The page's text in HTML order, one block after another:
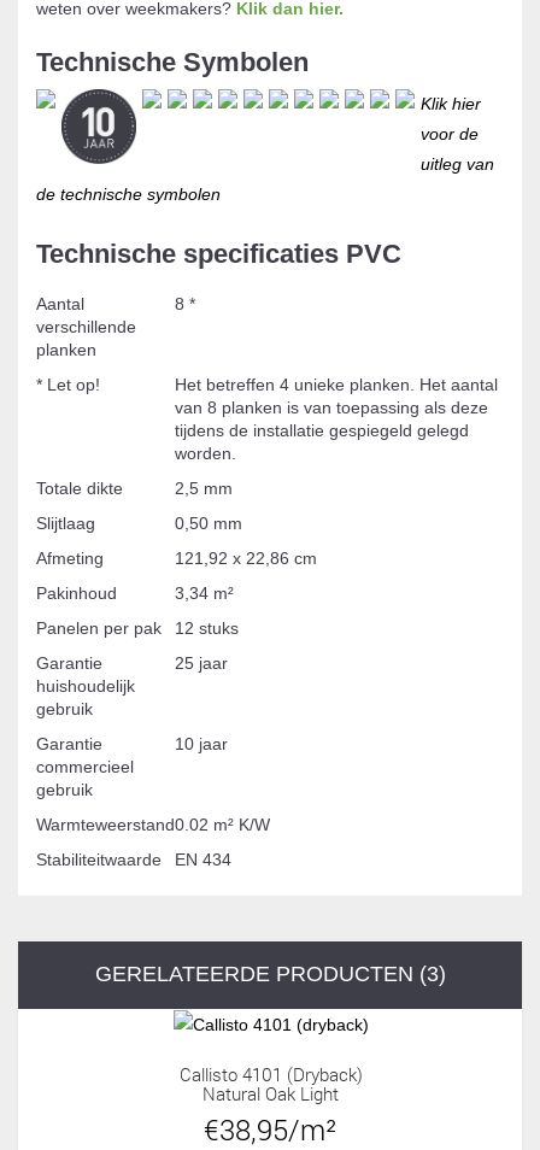
weten over weekmakers? Klik dan hier.
Technische Symbolen
Klik hier
voor de
uitleg van
de technische symbolen
Technische specificaties PVC
Aantal
verschillende
planken
8 *
* Let op!
Het betreffen 4 unieke planken. Het aantal
van 8 planken is van toepassing als deze
tijdens de installatie gespiegeld gelegd
worden.
Totale dikte
2,5 mm
Slijtlaag
0,50 mm
Afmeting
121,92 x 22,86 cm
Pakinhoud
3,34 m²
Panelen per pak
12 stuks
Garantie
huishoudelijk
gebruik
25 jaar
Garantie
commercieel
gebruik
10 jaar
Warmteweerstand0.02 m² K/W
Stabiliteitwaarde
EN 434
GERELATEERDE PRODUCTEN (3)
Callisto 4101 (dryback)
Natural Oak Light
€38,95/m²